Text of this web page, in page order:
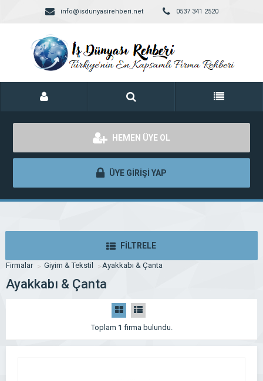
info@isdunyasirehberi.net 0537 341 2520
HEMEN ÜYE OL
ÜYE GİRİŞİ YAP
FİLTRELE
Firmalar Giyim & Tekstil Ayakkabı & Çanta
Ayakkabı & Çanta
Toplam 1 firma bulundu.